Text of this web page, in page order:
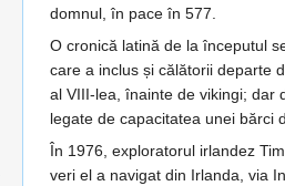
domnul, în pace în 577.
O cronică latină de la începutul
care a inclus și călătorii departe
al VIII-lea, înainte de vikingi; dar
legate de capacitatea unei bărci
În 1976, exploratorul irlandez
veri el a navigat din Irlanda, via